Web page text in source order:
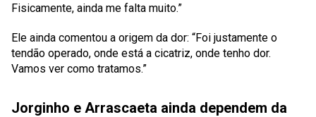
Fisicamente, ainda me falta muito.”
Ele ainda comentou a origem da dor: “Foi justamente o
tendão operado, onde está a cicatriz, onde tenho dor.
Vamos ver como tratamos.”
Jorginho e Arrascaeta ainda dependem da